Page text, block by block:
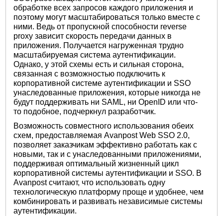
обработке всех запросов каждого приложения и
поэтому могут масштабироваться только вместе с
ними. Ведь от пропускной способности reverse
proxy зависит скорость передачи данных в
приложения. Получается нагруженная трудно
масштабируемая система аутентификации.
Однако, у этой схемы есть и сильная сторона,
связанная с возможностью подключить к
корпоративной системе аутентификации и SSO
унаследованные приложения, которые никогда не
будут поддерживать ни SAML, ни OpenID или что-
то подобное, подчеркнул разработчик.
Возможность совместного использования обеих
схем, предоставляемая Avanpost Web SSO 2.0,
позволяет заказчикам эффективно работать как с
новыми, так и с унаследованными приложениями,
поддерживая оптимальный жизненный цикл
корпоративной системы аутентификации и SSO. В
Avanpost считают, что использовать одну
технологическую платформу проще и удобнее, чем
комбинировать и развивать независимые системы
аутентификации.